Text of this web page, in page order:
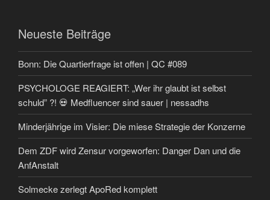
Neueste Beiträge
Bonn: Die Quartierfrage ist offen | QC #089
PSYCHOLOGE REAGIERT: „Wer ihr glaubt ist selbst
schuld” ?! 💀 Medfluencer sind sauer | nessadhs
Minderjährige im Visier: Die miese Strategie der Konzerne
Dem ZDF wird Zensur vorgeworfen: Danger Dan und die
AnfAnstalt
Solmecke zerlegt ApoRed komplett